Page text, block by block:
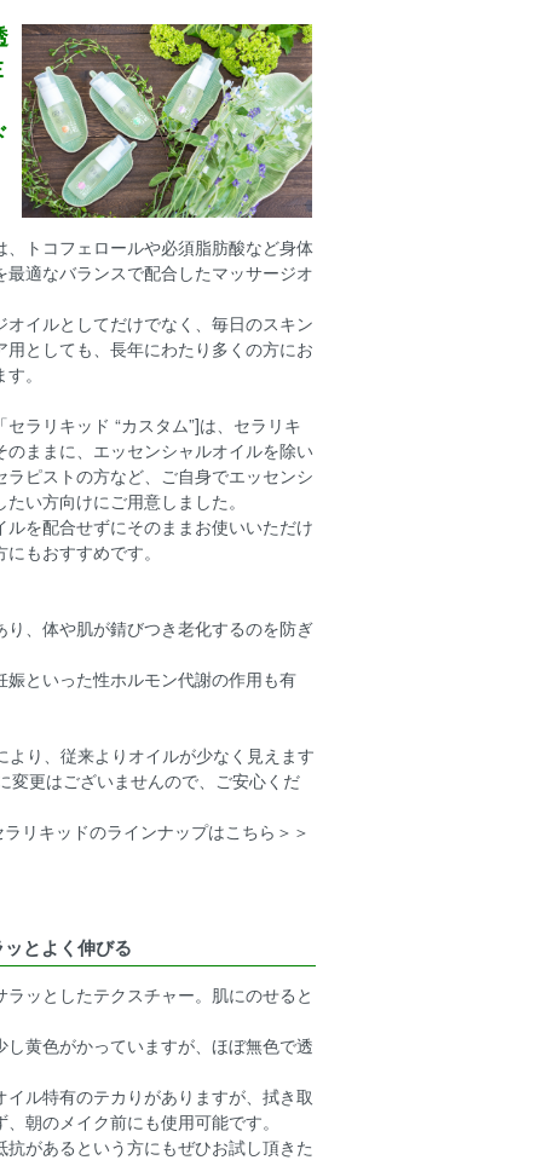
、トコフェロールや必須脂肪酸など身体
最適なバランスで配合したマッサージオ
オイルとしてだけでなく、毎日のスキン
用としても、長年にわたり多くの方にお
。
セラリキッド “カスタム”]は、セラリキ
のままに、エッセンシャルオイルを除い
ラピストの方など、ご自身でエッセンシ
い方向けにご用意しました。
ルを配合せずにそのままお使いいただけ
もおすすめです。
り、体や肌が錆びつき老化するのを防ぎ
娠といった性ホルモン代謝の作用も有
より、従来よりオイルが少なく見えます
変更はございませんので、ご安心くだ
ラリキッドのラインナップはこちら＞＞
とよく伸びる
ッとしたテクスチャー。肌にのせると
し黄色がかっていますが、ほぼ無色で透
イル特有のテカりがありますが、拭き取
朝のメイク前にも使用可能です。
抗があるという方にもぜひお試し頂きた